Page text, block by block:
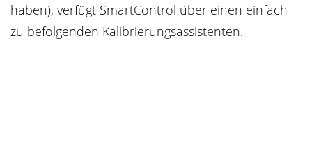
haben), verfügt SmartControl über einen einfach
zu befolgenden Kalibrierungsassistenten.